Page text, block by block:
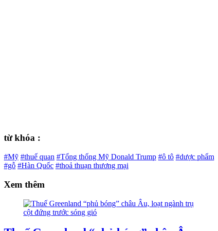
từ khóa :
#Mỹ #thuế quan #Tổng thống Mỹ Donald Trump #ô tô #dược phẩm
#gỗ #Hàn Quốc #thoả thuạn thương mại
Xem thêm